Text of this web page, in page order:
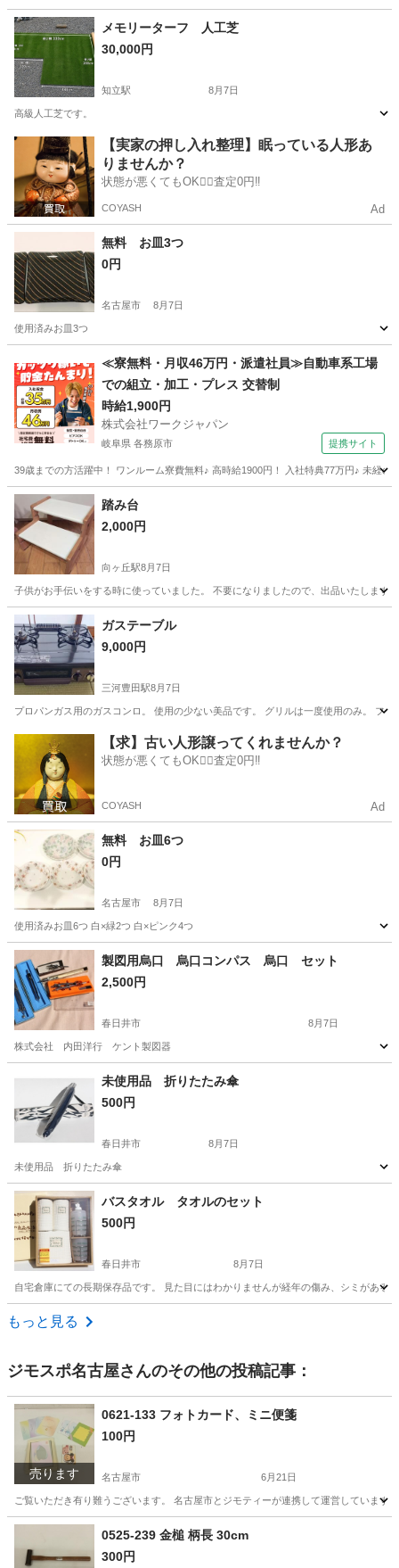
愛知 安城市 安城駅 タンブラー
メモリーターフ 人工芝
30,000円
知立駅 8月7日
高級人工芝です。
愛知 知立市 知立駅 家庭用品
【実家の押し入れ整理】眠っている人形あ
りませんか？
状態が悪くてもOK🙆‍♀️査定0円‼️
COYASH Ad
無料 お皿3つ
0円
名古屋市 8月7日
使用済みお皿3つ
食器 無料
≪寮無料・月収46万円・派遣社員≫自動車系工場
での組立・加工・プレス 交替制
時給1,900円
株式会社ワークジャパン
岐阜県 各務原市 提携サイト
39歳までの方活躍中！ ワンルーム寮費無料♪ 高時給1900円！ 入社特典77万円♪ 未経
岐阜 各務原市 その他
踏み台
2,000円
向ヶ丘駅8月7日
子供がお手伝いをする時に使っていました。 不要になりましたので、出品いたします。
愛知 豊橋市 向ヶ丘駅
ガステーブル
9,000円
三河豊田駅8月7日
プロパンガス用のガスコンロ。 使用の少ない美品です。 グリルは一度使用のみ。 フ
三河豊田駅 調理器具 プロパンガス
【求】古い人形譲ってくれませんか？
状態が悪くてもOK🙆‍♀️査定0円‼️
COYASH Ad
無料 お皿6つ
0円
名古屋市 8月7日
使用済みお皿6つ 白×緑2つ 白×ピンク4つ
愛知 名古屋市 食器 無料
製図用烏口 烏口コンパス 烏口 セット
2,500円
春日井市 8月7日
株式会社 内田洋行 ケント製図器
その他 コンパス
未使用品 折りたたみ傘
500円
春日井市 8月7日
未使用品 折りたたみ傘
愛知 春日井市 家庭用品
バスタオル タオルのセット
500円
春日井市 8月7日
自宅倉庫にての長期保存品です。 見た目にはわかりませんが経年の傷み、シミがある
愛知 春日井市
もっと見る
ジモスポ名古屋さんのその他の投稿記事：
売ります
0621-133 フォトカード、ミニ便箋
100円
名古屋市 6月21日
ご覧いただき有り難うございます。 名古屋市とジモティーが連携して運営してい
愛知 名古屋市 リユース
0525-239 金槌 柄長 30cm
300円